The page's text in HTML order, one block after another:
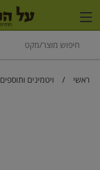
ראשי / ויטמינים ותוספים